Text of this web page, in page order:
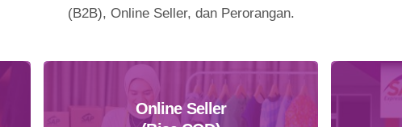
(B2B), Online Seller, dan Perorangan.
Online Seller